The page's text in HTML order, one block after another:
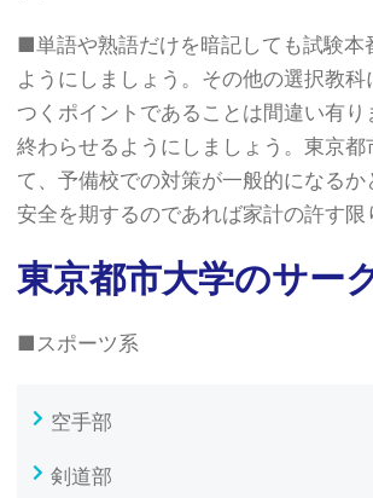
■単語や熟語だけを暗記しても試験本
ようにしましょう。その他の選択教
つくポイントであることは間違い有
終わらせるようにしましょう。東京
て、予備校での対策が一般的になる
安全を期するのであれば家計の許す限
東京都市大学のサー
■スポーツ系
空手部
剣道部